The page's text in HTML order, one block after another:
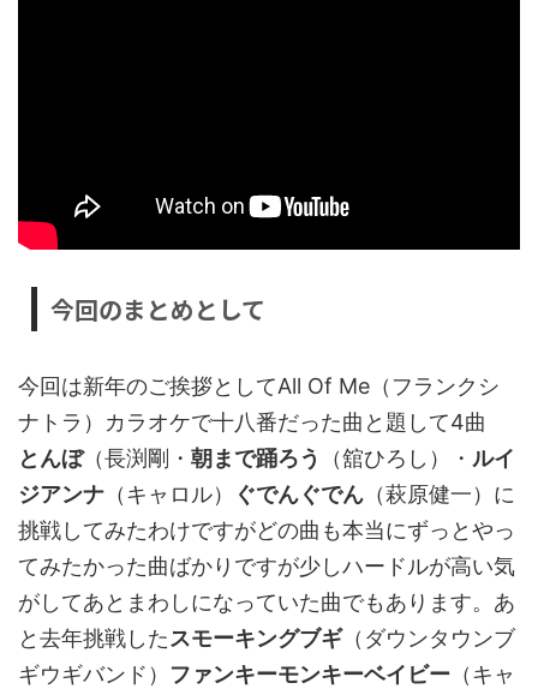
今回のまとめとして
今回は新年のご挨拶としてAll Of Me（フランクシ
ナトラ）カラオケで十八番だった曲と題して4曲
とんぼ（長渕剛・ 朝まで踊ろう （舘ひろし）・ ルイ
ジアンナ （キャロル） ぐでんぐでん （萩原健一）に
挑戦してみたわけですがどの曲も本当にずっとやっ
てみたかった曲ばかりですが少しハードルが高い気
がしてあとまわしになっていた曲でもあります。あ
と去年挑戦したスモーキングブギ（ダウンタウンブ
ギウギバンド） ファンキーモンキーベイビー （キャ